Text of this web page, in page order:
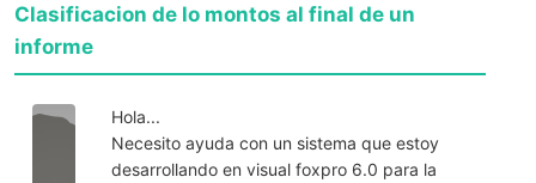
Clasificacion de lo montos al final de un
informe
Hola...
Necesito ayuda con un sistema que estoy
desarrollando en visual foxpro 6.0 para la